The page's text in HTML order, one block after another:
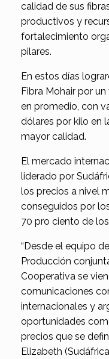
calidad de sus
productivos y
fortalecimiento
pilares.
En estos días
Fibra Mohair por
en promedio, con
dólares por kilo en
mayor calidad.
El mercado
liderado por
los precios a nivel
conseguidos por
70 pro ciento de
“Desde el equipo
Producción
Cooperativa se
comunicaciones
internacionales y
oportunidades
precios que se
Elizabeth